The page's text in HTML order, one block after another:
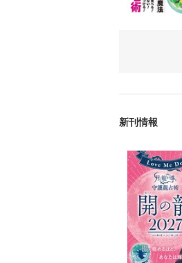
新刊情報